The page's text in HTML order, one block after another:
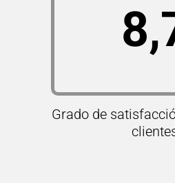
Grado de